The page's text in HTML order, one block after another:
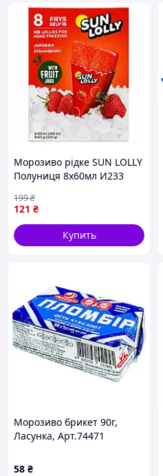
Морозиво рідке SUN LOLLY
Полуниця 8х60мл И233
121 ₴
199₴
Купить
Морозиво брикет 90г,
Ласунка, Арт.74471
58 ₴